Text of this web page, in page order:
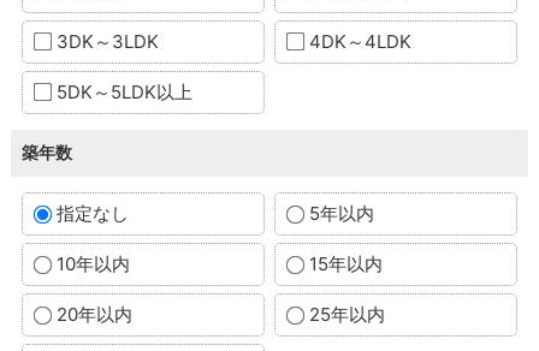
3DK～3LDK 4DK～4LDK
5DK～5LDK以上
築年数
指定なし 5年以内
10年以内 15年以内
20年以内 25年以内